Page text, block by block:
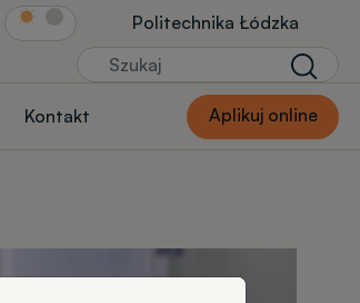
Link Str.głównej
Politechnika Łódzka
Szukaj
Kontakt Aplikuj online